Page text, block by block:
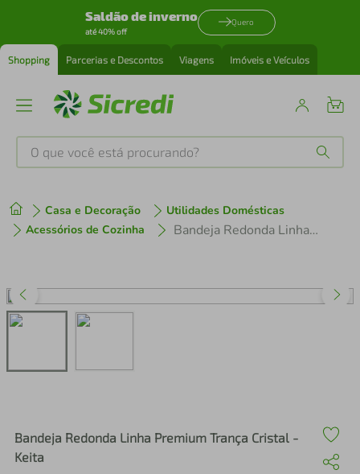
Saldão de inverno
até 40% off
Quero
Shopping Parcerias e Descontos Viagens Imóveis e Veículos
O que você está procurando?
Casa e Decoração
Utilidades Domésticas
Acessórios de Cozinha
Bandeja Redonda Linha Premium Trança Cristal - Keita
Bandeja Redonda Linha Premium Trança Cristal -
Keita
1º tenis
3º perfume